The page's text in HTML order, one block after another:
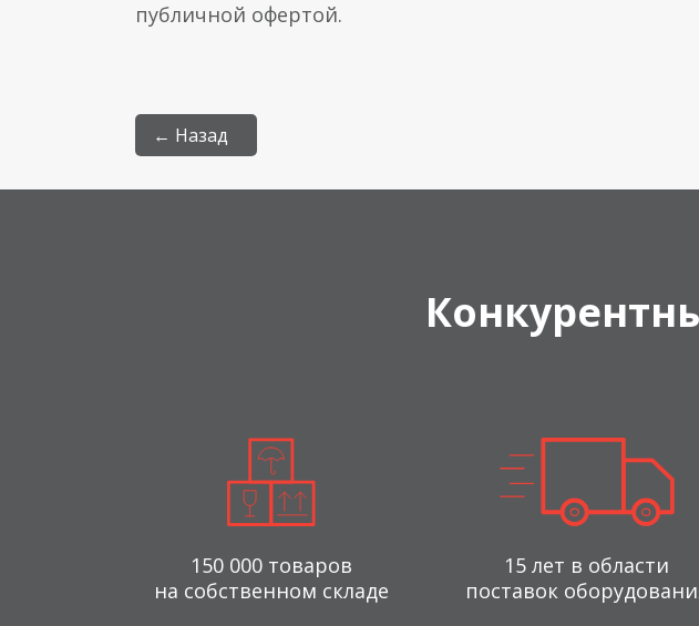
публичной офертой.
← Назад
150 000 товаров
на собственном складе
15 лет в области
поставок